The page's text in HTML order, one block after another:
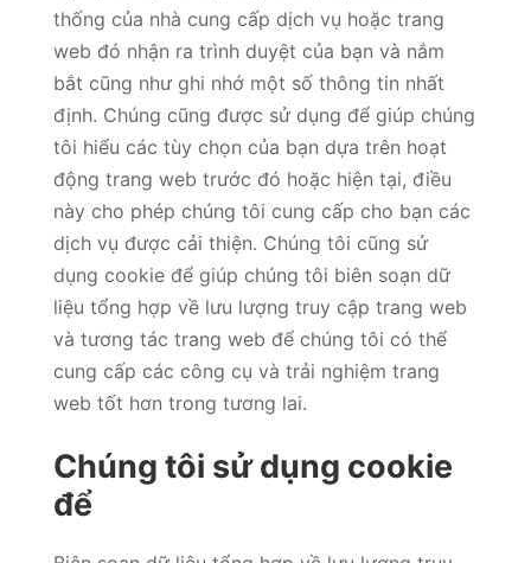
thống của nhà cung cấp dịch vụ hoặc trang
web đó nhận ra trình duyệt của bạn và nắm
bắt cũng như ghi nhớ một số thông tin nhất
định. Chúng cũng được sử dụng để giúp chúng
tôi hiểu các tùy chọn của bạn dựa trên hoạt
động trang web trước đó hoặc hiện tại, điều
này cho phép chúng tôi cung cấp cho bạn các
dịch vụ được cải thiện. Chúng tôi cũng sử
dụng cookie để giúp chúng tôi biên soạn dữ
liệu tổng hợp về lưu lượng truy cập trang web
và tương tác trang web để chúng tôi có thể
cung cấp các công cụ và trải nghiệm trang
web tốt hơn trong tương lai.
Chúng tôi sử dụng cookie
để